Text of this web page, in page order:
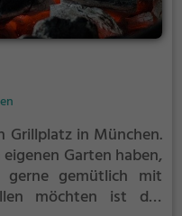
Grillplatz in München.
Garten haben,
gemütlich mit
möchten ist der